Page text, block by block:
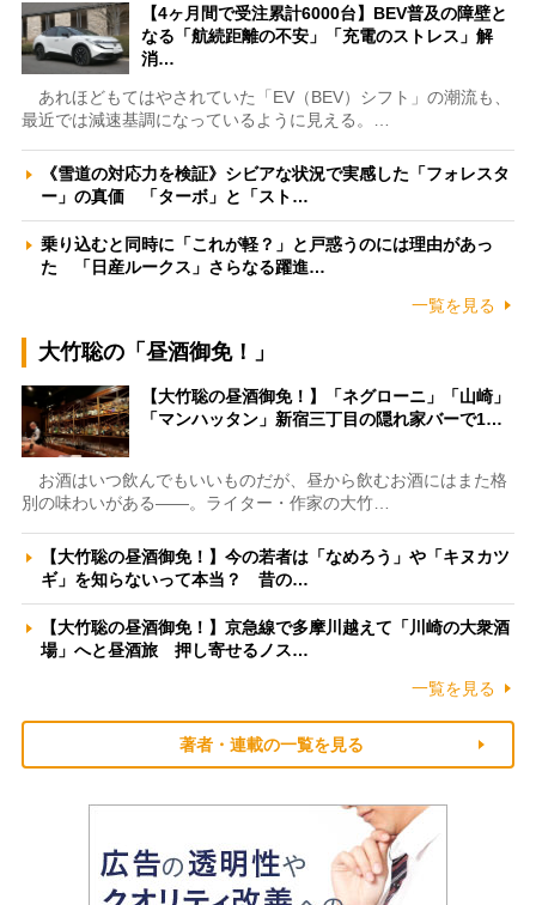
【4ヶ月間で受注累計6000台】BEV普及の障壁と
なる「航続距離の不安」「充電のストレス」解
消…
あれほどもてはやされていた「EV（BEV）シフト」の潮流も、
最近では減速基調になっているように見える。…
《雪道の対応力を検証》シビアな状況で実感した「フォレスタ
ー」の真価 「ターボ」と「スト…
乗り込むと同時に「これが軽？」と戸惑うのには理由があっ
た 「日産ルークス」さらなる躍進…
一覧を見る
大竹聡の「昼酒御免！」
【大竹聡の昼酒御免！】「ネグローニ」「山崎」
「マンハッタン」新宿三丁目の隠れ家バーで1…
お酒はいつ飲んでもいいものだが、昼から飲むお酒にはまた格
別の味わいがある――。ライター・作家の大竹…
【大竹聡の昼酒御免！】今の若者は「なめろう」や「キヌカツ
ギ」を知らないって本当？ 昔の…
【大竹聡の昼酒御免！】京急線で多摩川越えて「川崎の大衆酒
場」へと昼酒旅 押し寄せるノス…
一覧を見る
著者・連載の一覧を見る